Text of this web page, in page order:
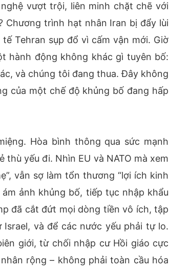
vượt trội, liên minh chặt chẽ với
Chương trình hạt nhân Iran bị đẩy lùi
Tehran sụp đổ vì cấm vận mới. Giờ
hành động không khác gì tuyên bố:
và chúng tôi đang thua. Đây không
của một chế độ khủng bố đang hấp
Hòa bình thông qua sức mạnh
yếu đi. Nhìn EU và NATO mà xem
vẫn sợ làm tổn thương “lợi ích kinh
ảnh khủng bố, tiếp tục nhập khẩu
đã cắt đứt mọi dòng tiền vô ích, tập
và để các nước yếu phải tự lo.
giới, từ chối nhập cư Hồi giáo cực
rộng – không phải toàn cầu hóa